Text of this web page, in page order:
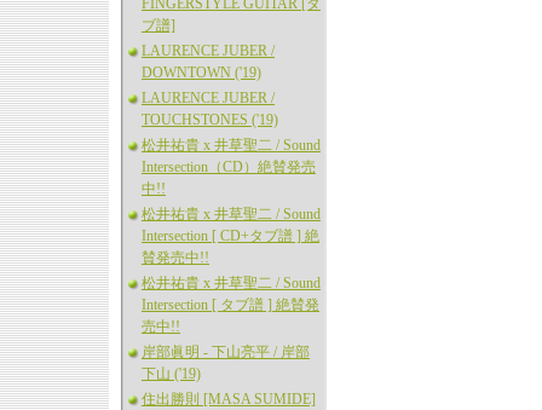
FINGERSTYLE GUITAR [タ
ブ譜]
LAURENCE JUBER /
DOWNTOWN ('19)
LAURENCE JUBER /
TOUCHSTONES ('19)
松井祐貴 x 井草聖二 / Sound
Intersection（CD）絶賛発売
中!!
松井祐貴 x 井草聖二 / Sound
Intersection [ CD+タブ譜 ] 絶
賛発売中!!
松井祐貴 x 井草聖二 / Sound
Intersection [ タブ譜 ] 絶賛発
売中!!
岸部眞明 - 下山亮平 / 岸部
下山 ('19)
住出勝則 [MASA SUMIDE]